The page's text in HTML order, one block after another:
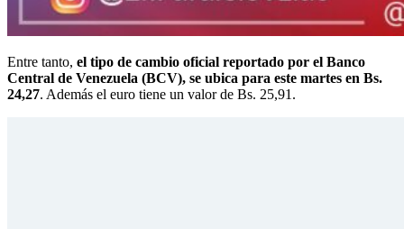
Entre tanto, el tipo de cambio oficial reportado por el Banco
Central de Venezuela (BCV), se ubica para este martes en Bs.
24,27. Además el euro tiene un valor de Bs. 25,91.